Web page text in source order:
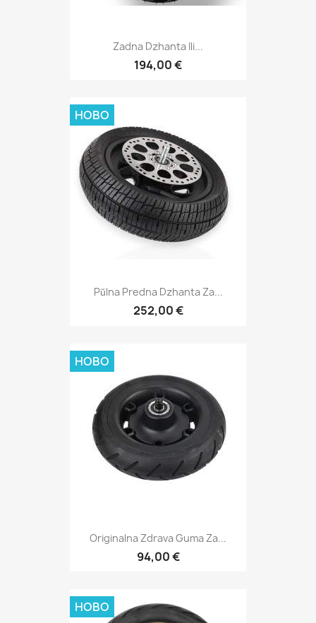
Zadna Dzhanta Ili...
194,00 €
Pŭlna Predna Dzhanta Za...
252,00 €
НОВО
Originalna Zdrava Guma Za...
94,00 €
НОВО
НОВО